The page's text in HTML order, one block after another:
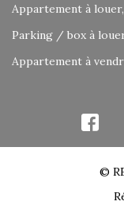
Appartement à
Parking / box à
Appartement à
©